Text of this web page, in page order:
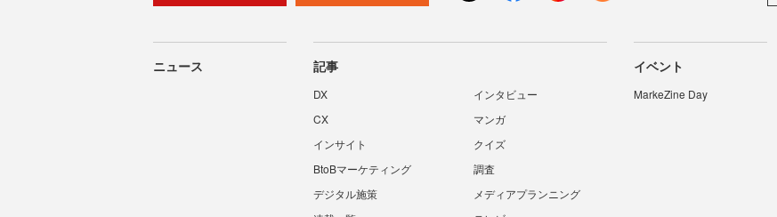
ニュース 記事
DX
インタビュー
CX
マンガ
インサイト
クイズ
BtoBマーケティング
調査
デジタル施策
メディアプランニング
イベント
MarkeZine Day